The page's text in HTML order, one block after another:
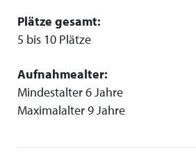
Plätze gesamt:
5 bis 10 Plätze
Aufnahmealter:
Mindestalter 6 Jahre
Maximalalter 9 Jahre